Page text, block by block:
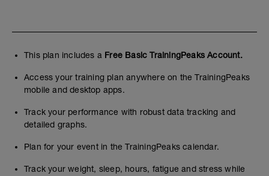
This plan includes a Free Basic TrainingPeaks Account.
Access your training plan anywhere on the TrainingPeaks
mobile and desktop apps.
Track your performance with robust data tracking and
detailed graphs.
Plan for your event in the TrainingPeaks calendar.
Track your weight, sleep, hours, fatigue and stress while